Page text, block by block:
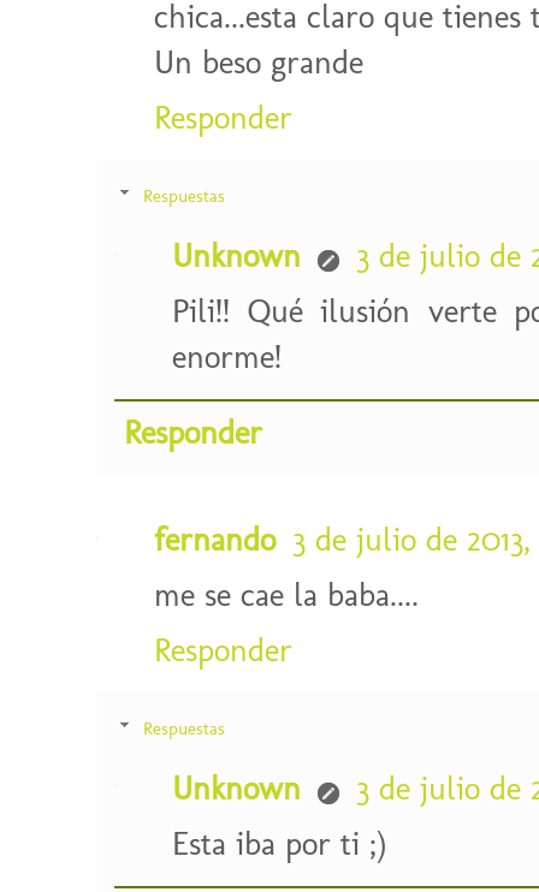
chica...esta claro que tienes
Un beso grande
Responder
Respuestas
Unknown
3 de julio de
Pili!! Qué ilusión verte
enorme!
Responder
fernando 3 de julio de 2013,
me se cae la baba....
Responder
Respuestas
Unknown
3 de julio de
Esta iba por ti ;)